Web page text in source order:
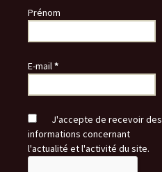
Prénom
E-mail*
J'accepte de recevoir des
informations concernant
l'actualité et l'activité du site.